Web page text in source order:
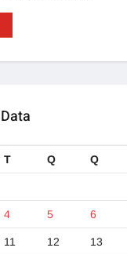
T Q Q
4 5 6
11 12 13